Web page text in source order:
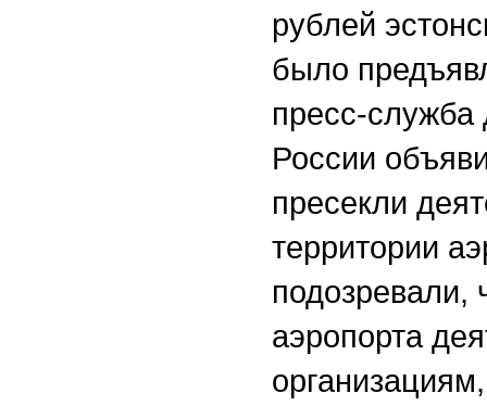
рублей
было
пресс-
России
пресекли
территории
подозревали,
аэропорта